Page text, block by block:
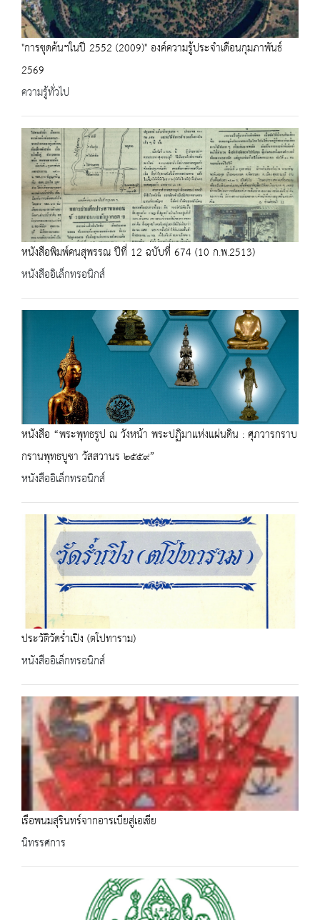
"การขุดค้นฯในปี 2552 (2009)" องค์ความรู้ประจำเดือนกุมภาพันธ์
2569
ความรู้ทั่วไป
หนังสือพิมพ์คนสุพรรณ ปีที่ 12 ฉบับที่ 674 (10 ก.พ.2513)
หนังสืออิเล็กทรอนิกส์
หนังสือ “พระพุทธรูป ณ วังหน้า พระปฏิมาแห่งแผ่นดิน : ศุภวารกราบ
กรานพุทธบูชา วัสสวานร ๒๕๕๙”
หนังสืออิเล็กทรอนิกส์
ประวัติวัดร่ำเปิง (ตโปทาราม)
หนังสืออิเล็กทรอนิกส์
เรือพนมสุรินทร์จากอารเบียสู่เอเชีย
นิทรรศการ